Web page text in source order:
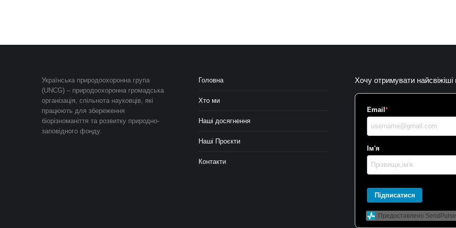
Українська природоохоронна група
(UNCG) – природоохоронна громадська
організація, спільнота науковців, які
працюють для збереження
біорізноманіття та розвитку природно-
заповідного фонду.
Головна
Хто ми
Наші досягнення
Наші Проєкти
Контакти
Хочу отримувати найсвіжіші
Email *
Ім'я
Підписатися
Предоставлено SendPulse